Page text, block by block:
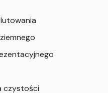
czystości